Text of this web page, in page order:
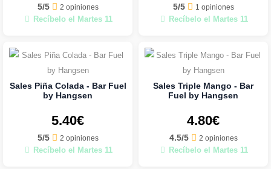
5/5 2 opiniones
Recíbelo el Martes 11
5/5 1 opiniones
Recíbelo el Martes 11
Sales Piña Colada - Bar Fuel
by Hangsen
5.40€
5/5 2 opiniones
Recíbelo el Martes 11
Sales Triple Mango - Bar
Fuel by Hangsen
4.80€
4.5/5 2 opiniones
Recíbelo el Martes 11